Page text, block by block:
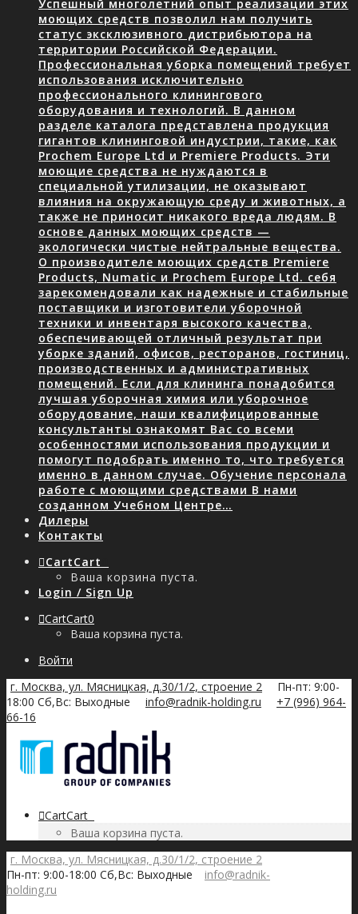
Успешный многолетний опыт реализации этих
моющих средств позволил нам получить
статус эксклюзивного дистрибьютора на
территории Российской Федерации.
Профессиональная уборка помещений требует
использования исключительно
профессионального клинингового
оборудования и технологий. В данном
разделе каталога представлена продукция
гигантов клининговой индустрии, такие, как
Prochem Europe Ltd и Premiere Products. Эти
моющие средства не нуждаются в
специальной утилизации, не оказывают
влияния на окружающую среду и животных, а
также не приносит никакого вреда людям. В
основе данных моющих средств —
экологически чистые нейтральные вещества.
О производителе моющих средств Premiere
Products, Numatic и Prochem Europe Ltd. себя
зарекомендовали как надежные и стабильные
поставщики и изготовители уборочной
техники и инвентаря высокого качества,
обеспечивающей отличный результат при
уборке зданий, офисов, ресторанов, гостиниц,
производственных и административных
помещений. Если для клининга понадобится
лучшая уборочная химия или уборочное
оборудование, наши квалифицированные
консультанты ознакомят Вас со всеми
особенностями использования продукции и
помогут подобрать именно то, что требуется
именно в данном случае. Обучение персонала
работе с моющими средствами В нами
созданном Учебном Центре…
Дилеры
Контакты
CartCart
Ваша корзина пуста.
Login / Sign Up
CartCart0
Ваша корзина пуста.
Войти
г. Москва, ул. Мясницкая, д.30/1/2, строение 2
Пн-пт: 9:00-
18:00 Сб,Вс: Выходные
info@radnik-holding.ru
+7 (996) 964-
66-16
CartCart
Ваша корзина пуста.
г. Москва, ул. Мясницкая, д.30/1/2, строение 2
Пн-пт: 9:00-18:00 Сб,Вс: Выходные
info@radnik-
holding.ru